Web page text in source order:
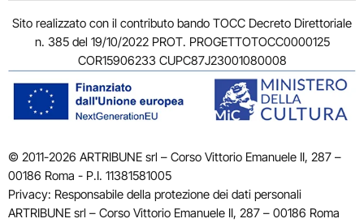
Sito realizzato con il contributo bando TOCC Decreto Direttoriale
n. 385 del 19/10/2022 PROT. PROGETTOTOCC0000125
COR15906233 CUPC87J23001080008
© 2011-2026 ARTRIBUNE srl – Corso Vittorio Emanuele II, 287 –
00186 Roma - P.I. 11381581005
Privacy: Responsabile della protezione dei dati personali
ARTRIBUNE srl – Corso Vittorio Emanuele II, 287 – 00186 Roma